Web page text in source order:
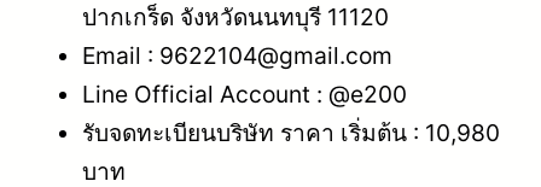
ปากเกร็ด จังหวัดนนทบุรี 11120
Email : 9622104@gmail.com
Line Official Account : @e200
รับจดทะเบียนบริษัท ราคา เริ่มต้น : 10,980
บาท